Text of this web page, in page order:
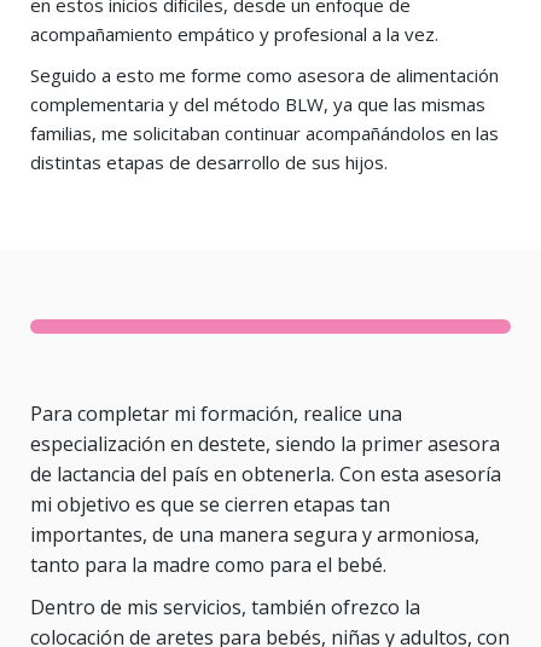
en estos inicios difíciles, desde un enfoque de
acompañamiento empático y profesional a la vez.
Seguido a esto me forme como asesora de alimentación
complementaria y del método BLW, ya que las mismas
familias, me solicitaban continuar acompañándolos en las
distintas etapas de desarrollo de sus hijos.
Para completar mi formación, realice una
especialización en destete, siendo la primer asesora
de lactancia del país en obtenerla. Con esta asesoría
mi objetivo es que se cierren etapas tan
importantes, de una manera segura y armoniosa,
tanto para la madre como para el bebé.
Dentro de mis servicios, también ofrezco la
colocación de aretes para bebés, niñas y adultos, con